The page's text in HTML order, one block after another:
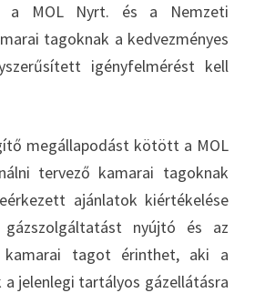
a MOL Nyrt. és a Nemzeti
tagoknak a kedvezményes
igényfelmérést kell
megállapodást kötött a MOL
tervező kamarai tagoknak
ajánlatok kiértékelése
nyújtó és az
kamarai tagot érinthet, aki a
jelenlegi tartályos gázellátásra